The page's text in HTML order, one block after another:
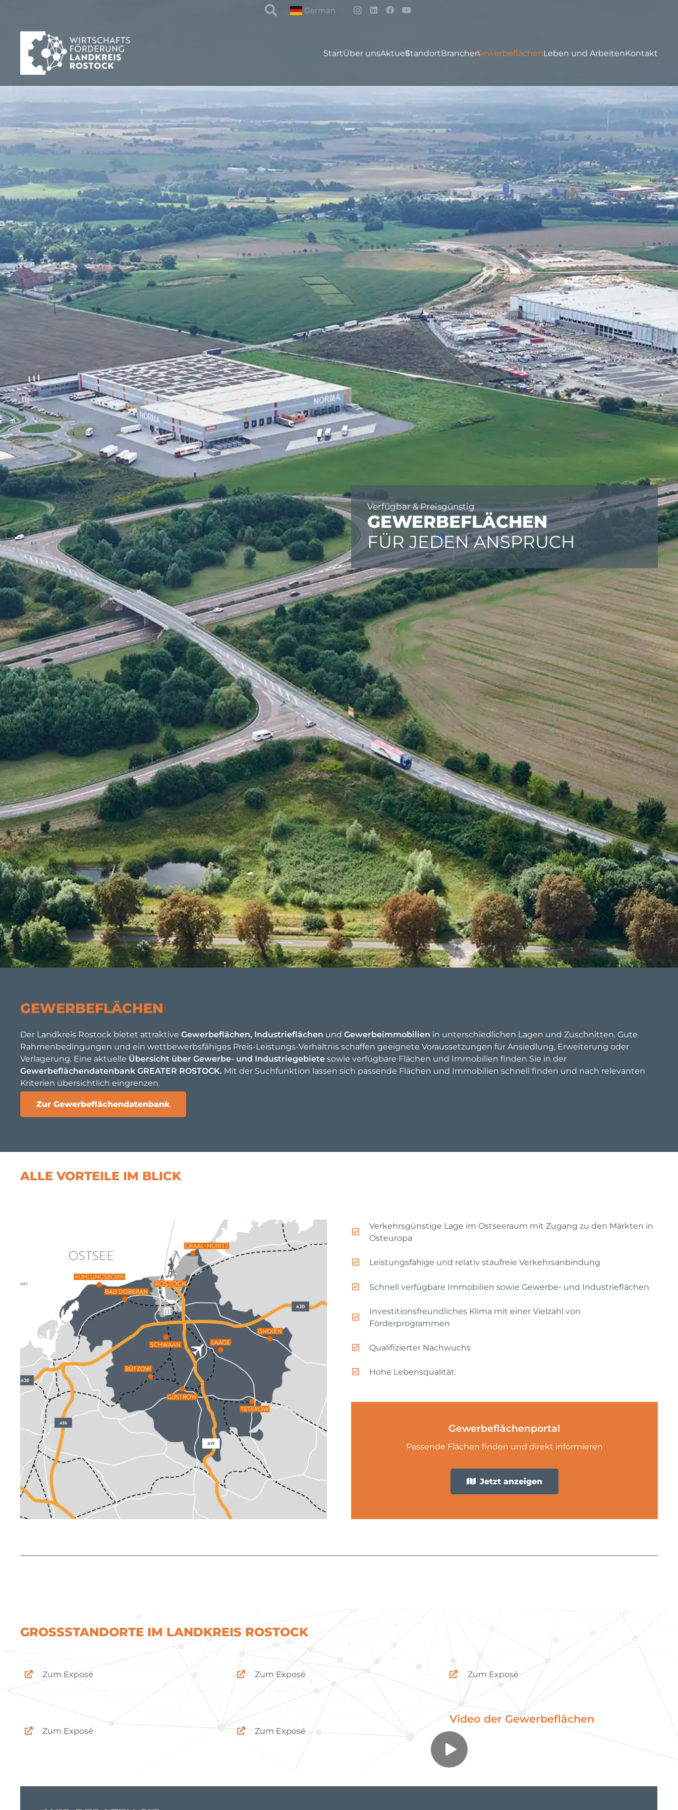
German
StartÜber unsAktuellStandortBranchenGewerbeflächenLeben und ArbeitenKontakt
Verfügbar & Preisgünstig
GEWERBEFLÄCHEN
FÜR JEDEN ANSPRUCH
GEWERBEFLÄCHEN
Der Landkreis Rostock bietet attraktiveGewerbeflächen, Industrieflächen undGewerbeimmobilien in unterschiedlichen Lagen und Zuschnitten. Gute
Rahmenbedingungen und ein wettbewerbsfähiges Preis-Leistungs-Verhältnis schaffen geeignete Voraussetzungen für Ansiedlung, Erweiterung oder
Verlagerung. Eine aktuelle Übersicht über Gewerbe- und Industriegebiete sowie verfügbare Flächen und Immobilien finden Sie in der
Gewerbeflächendatenbank GREATER ROSTOCK. Mit der Suchfunktion lassen sich passende Flächen und Immobilien schnell finden und nach relevanten
Kriterien übersichtlich eingrenzen.
Zur Gewerbeflächendatenbank
ALLE VORTEILE IM BLICK
Verkehrsgünstige Lage im Ostseeraum mit Zugang zu den Märkten in
Osteuropa
Leistungsfähige und relativ staufreie Verkehrsanbindung
Schnell verfügbare Immobilien sowie Gewerbe- und Industrieflächen
Investitionsfreundliches Klima mit einer Vielzahl von
Förderprogrammen
Qualifizierter Nachwuchs
Hohe Lebensqualität
Gewerbeflächenportal
Passende Flächen finden und direkt informieren
Jetzt anzeigen
GROSSSTANDORTE IM LANDKREIS ROSTOCK
Bentwisch
Zum Exposé
Dummerstorf
Zum Exposé Zum Exposé
Zum Exposé Zum Exposé
Video der Gewerbeflächen